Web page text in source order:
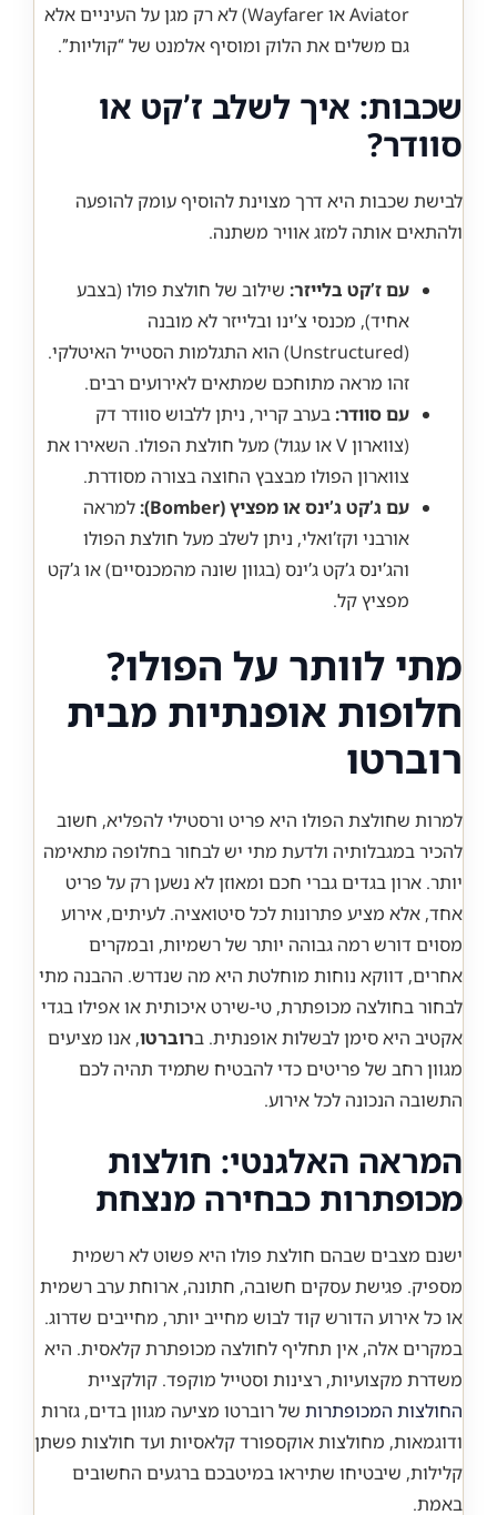
Aviator או Wayfarer) לא רק מגן על העיניים אלא
גם משלים את הלוק ומוסיף אלמנט של “קוליות”.
שכבות: איך לשלב ז’קט או
סוודר?
לבישת שכבות היא דרך מצוינת להוסיף עומק להופעה
ולהתאים אותה למזג אוויר משתנה.
עם ז’קט בלייזר: שילוב של חולצת פולו (בצבע
אחיד), מכנסי צ’ינו ובלייזר לא מובנה
(Unstructured) הוא התגלמות הסטייל האיטלקי.
זהו מראה מתוחכם שמתאים לאירועים רבים.
עם סוודר: בערב קריר, ניתן ללבוש סוודר דק
(צווארון V או עגול) מעל חולצת הפולו. השאירו את
צווארון הפולו מבצבץ החוצה בצורה מסודרת.
עם ג’קט ג’ינס או מפציץ (Bomber):
למראה
אורבני וקז’ואלי, ניתן לשלב מעל חולצת הפולו
והג’ינס ג’קט ג’ינס (בגוון שונה מהמכנסיים) או ג’קט
מפציץ קל.
מתי לוותר על הפולו?
חלופות אופנתיות מבית
רוברטו
למרות שחולצת הפולו היא פריט ורסטילי להפליא, חשוב
להכיר במגבלותיה ולדעת מתי יש לבחור בחלופה מתאימה
יותר. ארון בגדים גברי חכם ומאוזן לא נשען רק על פריט
אחד, אלא מציע פתרונות לכל סיטואציה. לעיתים, אירוע
מסוים דורש רמה גבוהה יותר של רשמיות, ובמקרים
אחרים, דווקא נוחות מוחלטת היא מה שנדרש. ההבנה מתי
לבחור בחולצה מכופתרת, טי-שירט איכותית או אפילו בגדי
אקטיב היא סימן לבשלות אופנתית. ברוברטו, אנו מציעים
מגוון רחב של פריטים כדי להבטיח שתמיד תהיה לכם
התשובה הנכונה לכל אירוע.
המראה האלגנטי: חולצות
מכופתרות כבחירה מנצחת
ישנם מצבים שבהם חולצת פולו היא פשוט לא רשמית
מספיק. פגישת עסקים חשובה, חתונה, ארוחת ערב רשמית
או כל אירוע הדורש קוד לבוש מחייב יותר, מחייבים שדרוג.
במקרים אלה, אין תחליף לחולצה מכופתרת קלאסית. היא
משדרת מקצועיות, רצינות וסטייל מוקפד. קולקציית
החולצות המכופתרות של רוברטו מציעה מגוון בדים, גזרות
ודוגמאות, מחולצות אוקספורד קלאסיות ועד חולצות פשתן
קלילות, שיבטיחו שתיראו במיטבכם ברגעים החשובים
באמת.